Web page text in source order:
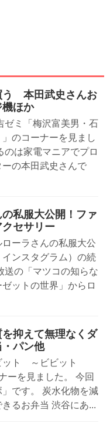
う 本田武史さんお
ほか
ゼミ「梅沢富美男・石
のコーナーを見まし
のは家電マニアでプロ
の本田武史さんで
私服大公開！ファ
セサリー
ーラさんの私服大公
ンスタグラム）の続
送の「マツコの知らな
ットの世界」からロ
を抑えて無理なくダ
パン他
ット ～ビビット
ーを見ました。 今回
です。 炭水化物を減
るお弁当 渋谷にあ...